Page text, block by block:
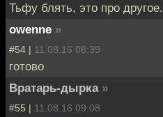
Тьфу блять, это про другое.
owenne »
#54 | 11.08.16 08:39
готово
Вратарь-дырка »
#55 | 11.08.16 09:08